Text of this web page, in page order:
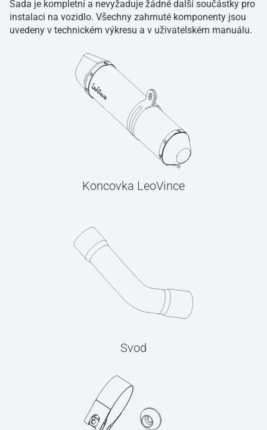
Sada je kompletní a nevyžaduje žádné další součástky pro
instalaci na vozidlo. Všechny zahrnuté komponenty jsou
uvedeny v technickém výkresu a v uživatelském manuálu.
Koncovka LeoVince
Svod